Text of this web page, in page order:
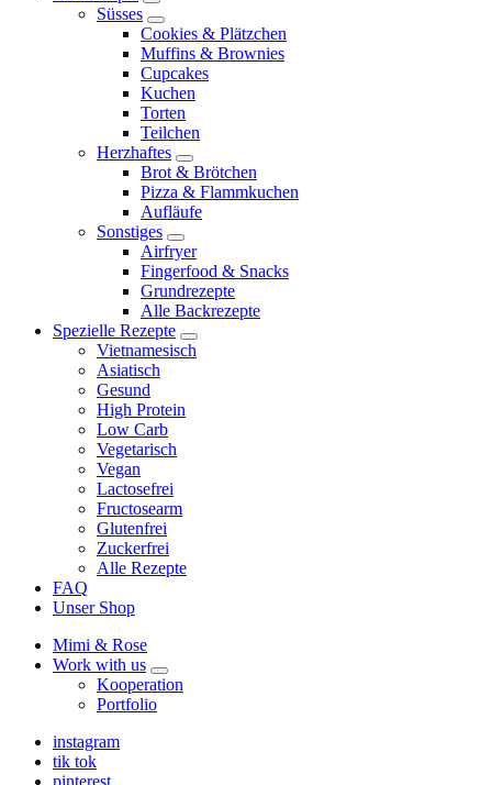
expand
child
menu
Süsses
expand
child
menu
Cookies & Plätzchen
Muffins & Brownies
Cupcakes
Kuchen
Torten
Teilchen
Herzhaftes
expand
child
menu
Brot & Brötchen
Pizza & Flammkuchen
Aufläufe
Sonstiges
expand
child
menu
Airfryer
Fingerfood & Snacks
Grundrezepte
Alle Backrezepte
Spezielle Rezepte
expand
child
Vietnamesisch
Asiatisch
Gesund
High Protein
Low Carb
Vegetarisch
Vegan
Lactosefrei
Fructosearm
Glutenfrei
Zuckerfrei
Alle Rezepte
FAQ
Unser Shop
Mimi & Rose
Work with us
expand
child
Kooperation
Portfolio
instagram
tik tok